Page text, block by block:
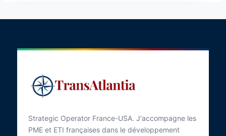
Strategic Operator France-USA. J'accompagne les
PME et ETI françaises dans le développement